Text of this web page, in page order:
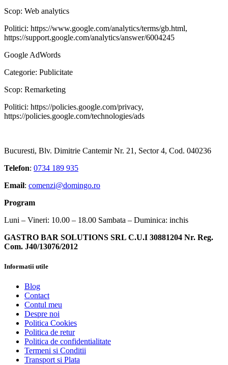
Scop: Web analytics
Politici: https://www.google.com/analytics/terms/gb.html,
https://support.google.com/analytics/answer/6004245
Google AdWords
Categorie: Publicitate
Scop: Remarketing
Politici: https://policies.google.com/privacy,
https://policies.google.com/technologies/ads
Bucuresti, Blv. Dimitrie Cantemir Nr. 21, Sector 4, Cod. 040236
Telefon: 0734 189 935
Email: comenzi@domingo.ro
Program
Luni – Vineri: 10.00 – 18.00 Sambata – Duminica: inchis
GASTRO BAR SOLUTIONS SRL C.U.I 30881204 Nr. Reg.
Com. J40/13076/2012
Informatii utile
Blog
Contact
Contul meu
Despre noi
Politica Cookies
Politica de retur
Politica de confidentialitate
Termeni si Conditii
Transport si Plata